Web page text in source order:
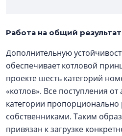
Работа на общий результат
Дополнительную
обеспечивает котловой
проекте шесть категорий
«котлов». Все поступления
категории
собственниками. Таким
привязан к загрузке